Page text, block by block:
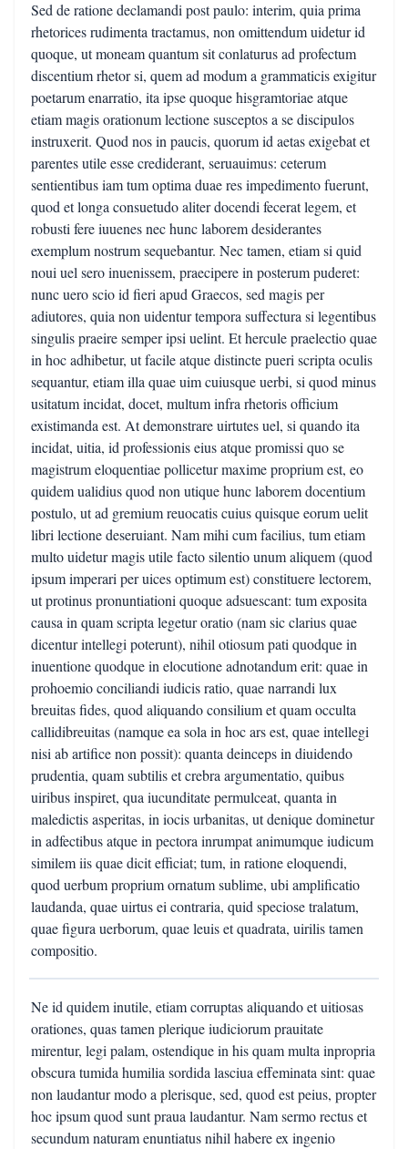
Sed de ratione declamandi post paulo: interim, quia prima
rhetorices rudimenta tractamus, non omittendum uidetur id
quoque, ut moneam quantum sit conlaturus ad profectum
discentium rhetor si, quem ad modum a grammaticis exigitur
poetarum enarratio, ita ipse quoque hisgramtoriae atque
etiam magis orationum lectione susceptos a se discipulos
instruxerit. Quod nos in paucis, quorum id aetas exigebat et
parentes utile esse crediderant, seruauimus: ceterum
sentientibus iam tum optima duae res impedimento fuerunt,
quod et longa consuetudo aliter docendi fecerat legem, et
robusti fere iuuenes nec hunc laborem desiderantes
exemplum nostrum sequebantur. Nec tamen, etiam si quid
noui uel sero inuenissem, praecipere in posterum puderet:
nunc uero scio id fieri apud Graecos, sed magis per
adiutores, quia non uidentur tempora suffectura si legentibus
singulis praeire semper ipsi uelint. Et hercule praelectio quae
in hoc adhibetur, ut facile atque distincte pueri scripta oculis
sequantur, etiam illa quae uim cuiusque uerbi, si quod minus
usitatum incidat, docet, multum infra rhetoris officium
existimanda est. At demonstrare uirtutes uel, si quando ita
incidat, uitia, id professionis eius atque promissi quo se
magistrum eloquentiae pollicetur maxime proprium est, eo
quidem ualidius quod non utique hunc laborem docentium
postulo, ut ad gremium reuocatis cuius quisque eorum uelit
libri lectione deseruiant. Nam mihi cum facilius, tum etiam
multo uidetur magis utile facto silentio unum aliquem (quod
ipsum imperari per uices optimum est) constituere lectorem,
ut protinus pronuntiationi quoque adsuescant: tum exposita
causa in quam scripta legetur oratio (nam sic clarius quae
dicentur intellegi poterunt), nihil otiosum pati quodque in
inuentione quodque in elocutione adnotandum erit: quae in
prohoemio conciliandi iudicis ratio, quae narrandi lux
breuitas fides, quod aliquando consilium et quam occulta
callidibreuitas (namque ea sola in hoc ars est, quae intellegi
nisi ab artifice non possit): quanta deinceps in diuidendo
prudentia, quam subtilis et crebra argumentatio, quibus
uiribus inspiret, qua iucunditate permulceat, quanta in
maledictis asperitas, in iocis urbanitas, ut denique dominetur
in adfectibus atque in pectora inrumpat animumque iudicum
similem iis quae dicit efficiat; tum, in ratione eloquendi,
quod uerbum proprium ornatum sublime, ubi amplificatio
laudanda, quae uirtus ei contraria, quid speciose tralatum,
quae figura uerborum, quae leuis et quadrata, uirilis tamen
compositio.
Ne id quidem inutile, etiam corruptas aliquando et uitiosas
orationes, quas tamen plerique iudiciorum prauitate
mirentur, legi palam, ostendique in his quam multa inpropria
obscura tumida humilia sordida lasciua effeminata sint: quae
non laudantur modo a plerisque, sed, quod est peius, propter
hoc ipsum quod sunt praua laudantur. Nam sermo rectus et
secundum naturam enuntiatus nihil habere ex ingenio